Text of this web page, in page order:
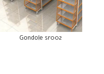
Gondole sr002